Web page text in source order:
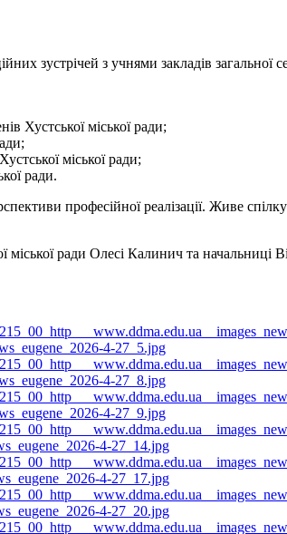
зустрічей з учнями закладів загальної
Хустської міської ради;
міської ради;
ради.
професійної реалізації. Живе
ради Олесі Калинич та начальниці